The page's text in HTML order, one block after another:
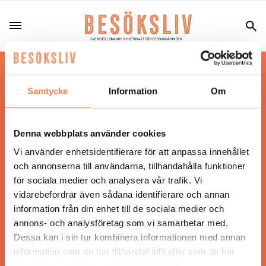
Samtycke Information Om
Denna webbplats använder cookies
Vi använder enhetsidentifierare för att anpassa innehållet
och annonserna till användarna, tillhandahålla funktioner
för sociala medier och analysera vår trafik. Vi
vidarebefordrar även sådana identifierare och annan
information från din enhet till de sociala medier och
annons- och analysföretag som vi samarbetar med.
Dessa kan i sin tur kombinera informationen med annan
information som du har tillhandahållit eller som de har
Hos oss läser du landets mest uppdaterade
nyheter och snackisar inom besöksnäringen.
Besöksliv i sin tryckta form är ett affärsmagasin
Tidningen ges ut avVisita
ANSVARIG UTGIVARE
Jonas Siljhammar
UPPHOVSRÄTT